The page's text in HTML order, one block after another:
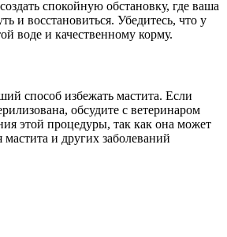
спокойную обстановку, где ваша
и восстановиться. Убедитесь, что у
воде и качественному корму.
способ избежать мастита. Если
обсудите с ветеринаром
этой процедуры, так как она может
мастита и других заболеваний